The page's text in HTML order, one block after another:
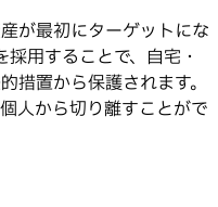
が最初にターゲットにな
用することで、自宅・
措置から保護されます。
人から切り離すことがで